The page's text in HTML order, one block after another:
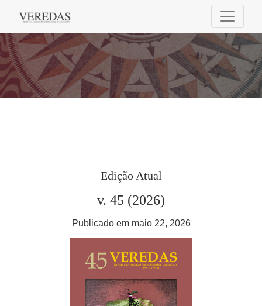
Veredas: Revista da Associação
Edição Atual
v. 45 (2026)
Publicado em maio 22, 2026